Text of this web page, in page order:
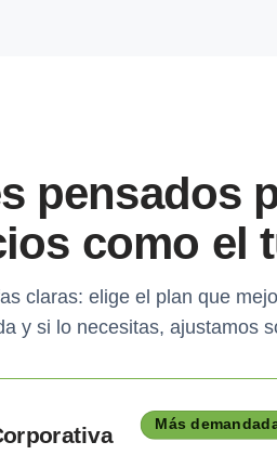
pensados
como el
claras: elige el plan que
y si lo necesitas, ajustamos
Más